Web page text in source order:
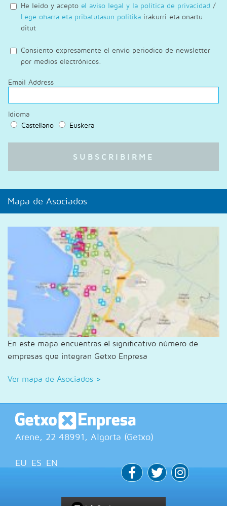
He leido y acepto el aviso legal y la política de privacidad /
Lege oharra eta pribatutasun politika irakurri eta onartu
ditut
Consiento expresamente el envío periodico de newsletter
por medios electrónicos.
Email Address
Idioma
Castellano
Euskera
Mapa de Asociados
En este mapa encuentras el significativo número de
empresas que integran Getxo Enpresa
Ver mapa de Asociados >
Arene, 22 48991, Algorta (Getxo)
EU ES EN